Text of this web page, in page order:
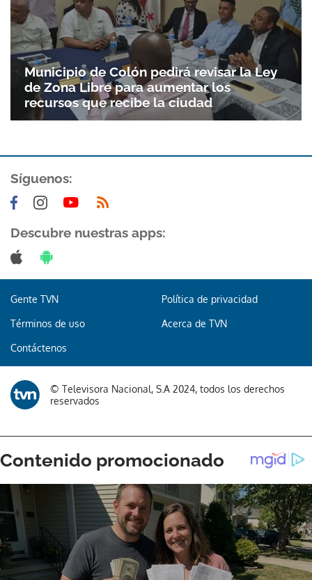
Municipio de Colón pedirá revisar la Ley
de Zona Libre para aumentar los
recursos que recibe la ciudad
Síguenos:
Descubre nuestras apps:
Gente TVN Política de privacidad
Términos de uso Acerca de TVN
Contáctenos
© Televisora Nacional, S.A 2024, todos los derechos
reservados